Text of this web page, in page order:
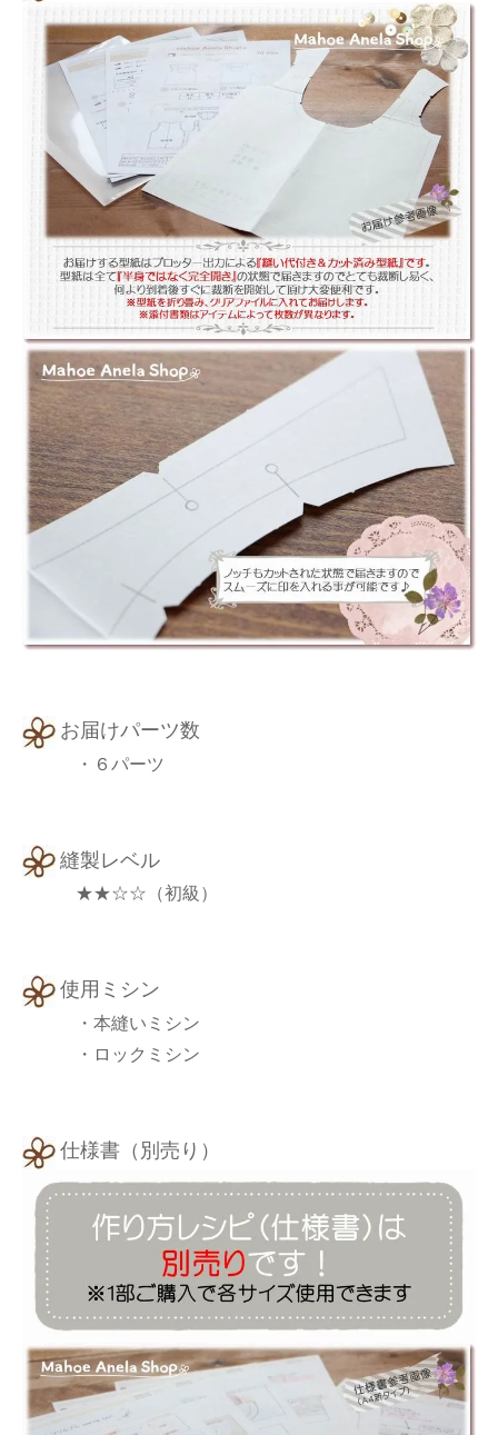
お届けパーツ数
・６パーツ
縫製レベル
★★☆☆（初級）
使用ミシン
・本縫いミシン
・ロックミシン
仕様書（別売り）